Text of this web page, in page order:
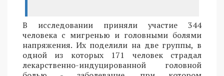
В исследовании приняли участие 344
человека с мигренью и головными болями
напряжения. Их поделили на две группы, в
одной из которых 171 человек страдал
лекарственно-индуцированной головной